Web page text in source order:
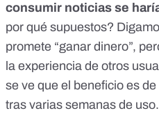
consumir noticias se
por qué supuestos?
promete “ganar dinero”,
la experiencia de otros
se ve que el beneficio es
tras varias semanas de uso.